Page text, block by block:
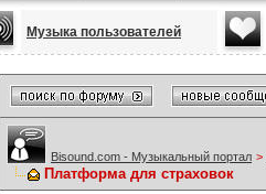
Музыка пользователей
Bisound.com - Музыкальный портал >
Платформа для страховок